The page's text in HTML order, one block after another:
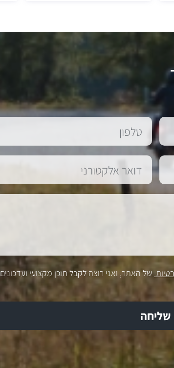
של האתר, ואני רוצה לקבל תוכן מקצועי ועדכונים
שליחה